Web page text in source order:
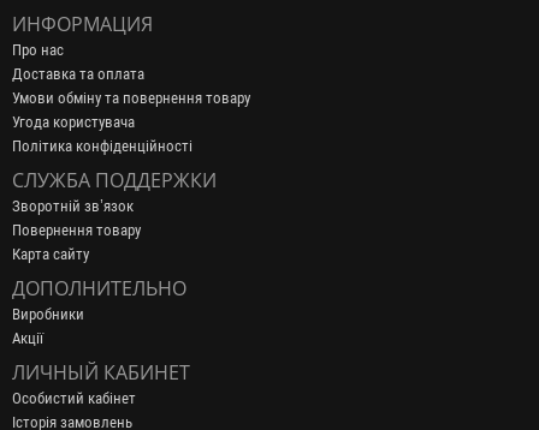
ИНФОРМАЦИЯ
Про нас
Доставка та оплата
Умови обміну та повернення товару
Угода користувача
Політика конфіденційності
СЛУЖБА ПОДДЕРЖКИ
Зворотній зв’язок
Повернення товару
Карта сайту
ДОПОЛНИТЕЛЬНО
Виробники
Акції
ЛИЧНЫЙ КАБИНЕТ
Особистий кабінет
Історія замовлень